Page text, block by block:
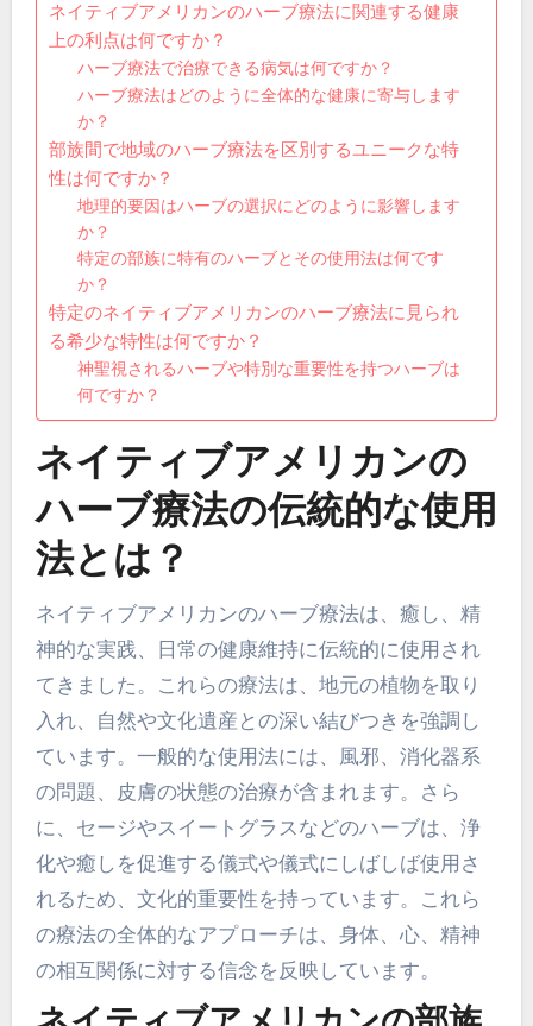
ネイティブアメリカンのハーブ療法に関連する健康
上の利点は何ですか？
ハーブ療法で治療できる病気は何ですか？
ハーブ療法はどのように全体的な健康に寄与します
か？
部族間で地域のハーブ療法を区別するユニークな特
性は何ですか？
地理的要因はハーブの選択にどのように影響します
か？
特定の部族に特有のハーブとその使用法は何です
か？
特定のネイティブアメリカンのハーブ療法に見られ
る希少な特性は何ですか？
神聖視されるハーブや特別な重要性を持つハーブは
何ですか？
ネイティブアメリカンの
ハーブ療法の伝統的な使用
法とは？
ネイティブアメリカンのハーブ療法は、癒し、精
神的な実践、日常の健康維持に伝統的に使用され
てきました。これらの療法は、地元の植物を取り
入れ、自然や文化遺産との深い結びつきを強調し
ています。一般的な使用法には、風邪、消化器系
の問題、皮膚の状態の治療が含まれます。さら
に、セージやスイートグラスなどのハーブは、浄
化や癒しを促進する儀式や儀式にしばしば使用さ
れるため、文化的重要性を持っています。これら
の療法の全体的なアプローチは、身体、心、精神
の相互関係に対する信念を反映しています。